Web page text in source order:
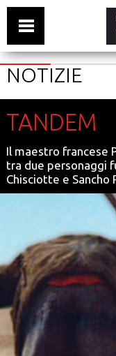
NOTIZIE
TANDEM
Il maestro francese
tra due personaggi
Chisciotte e Sancho